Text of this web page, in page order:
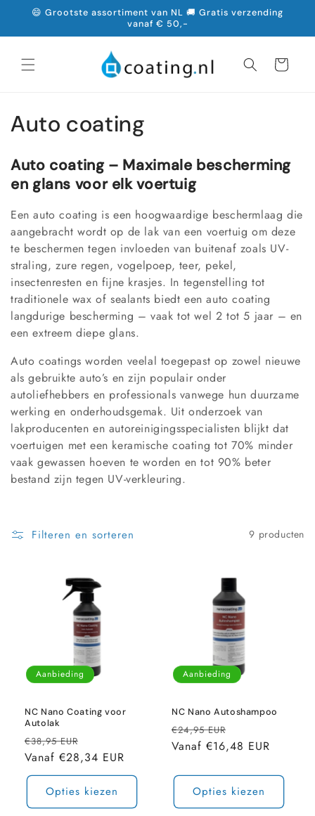
naar de
😄 Grootste assortiment van NL 🚚 Gratis verzending
vanaf € 50,-
Winkelwagen
C
o
l
l
e
c
t
i
e
:
Auto coating
Auto coating – Maximale bescherming
en glans voor elk voertuig
Een auto coating is een hoogwaardige beschermlaag die
aangebracht wordt op de lak van een voertuig om deze
te beschermen tegen invloeden van buitenaf zoals UV-
straling, zure regen, vogelpoep, teer, pekel,
insectenresten en fijne krasjes. In tegenstelling tot
traditionele wax of sealants biedt een auto coating
langdurige bescherming – vaak tot wel 2 tot 5 jaar – en
een extreem diepe glans.
Auto coatings worden veelal toegepast op zowel nieuwe
als gebruikte auto’s en zijn populair onder
autoliefhebbers en professionals vanwege hun duurzame
werking en onderhoudsgemak. Uit onderzoek van
lakproducenten en autoreinigingsspecialisten blijkt dat
voertuigen met een keramische coating tot 70% minder
vaak gewassen hoeven te worden en tot 90% beter
bestand zijn tegen UV-verkleuring.
Filteren en sorteren 9 producten
Aanbieding
NC Nano Coating voor
Autolak
Normale
prijs
€38,95 EUR
Aanbiedingsprijs
Vanaf €28,34 EUR
Opties kiezen
Aanbieding
NC Nano Autoshampoo
Normale
prijs
€24,95 EUR
Vanaf €16,48 EUR
Opties kiezen